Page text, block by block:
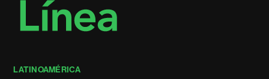
LATINOAMÉRICA